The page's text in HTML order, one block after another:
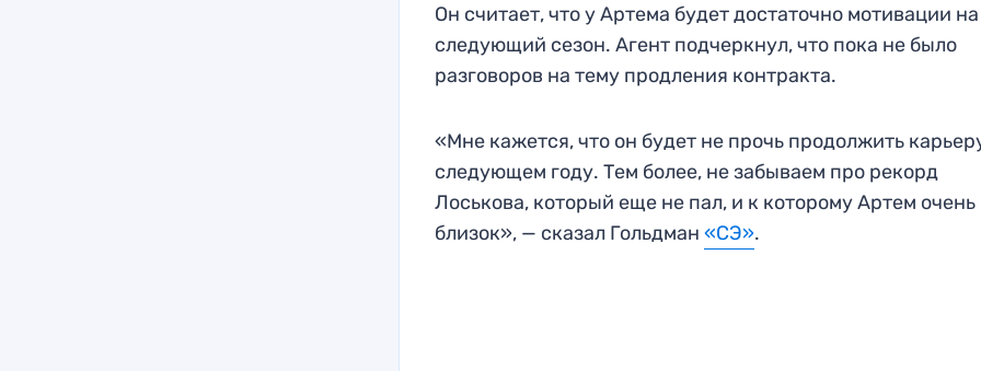
Он считает, что у Артема будет достаточно мотивации на
следующий сезон. Агент подчеркнул, что пока не было
разговоров на тему продления контракта.
«Мне кажется, что он будет не прочь продолжить
следующем году. Тем более, не забываем про рекорд
Лоськова, который еще не пал, и к которому Артем очень
близок», — сказал Гольдман«СЭ».